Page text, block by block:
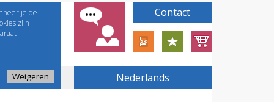
je de
zijn
Weigeren Nederlands
Contact